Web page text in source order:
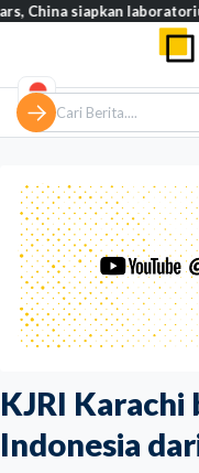
KJRI Karachi
Indonesia
siapkan laboratorium